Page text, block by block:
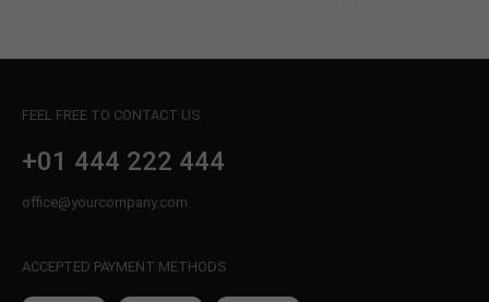
FEEL FREE TO CONTACT US
+01 444 222 444
office@yourcompany.com
ACCEPTED PAYMENT METHODS